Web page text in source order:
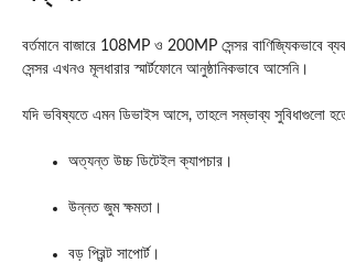
বর্তমানে বাজারে 108MP ও 200MP সেন্সর বাণিজ্যিকভাবে
সেন্সর এখনও মূলধারার স্মার্টফোনে আনুষ্ঠানিকভাবে আসেনি।
যদি ভবিষ্যতে এমন ডিভাইস আসে, তাহলে সম্ভাব্য সুবিধাগুলো
অত্যন্ত উচ্চ ডিটেইল ক্যাপচার।
উন্নত জুম ক্ষমতা।
বড় প্রিন্ট সাপোর্ট।